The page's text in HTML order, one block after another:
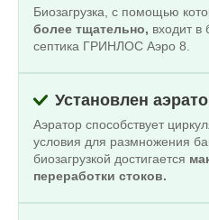
Биозагрузка, с помощью
более тщательно, входит в
септика ГРИНЛОС Аэро 8.
Установлен
Аэратор способствует
условия для размножения
биозагрузкой достигается
переработки стоков.